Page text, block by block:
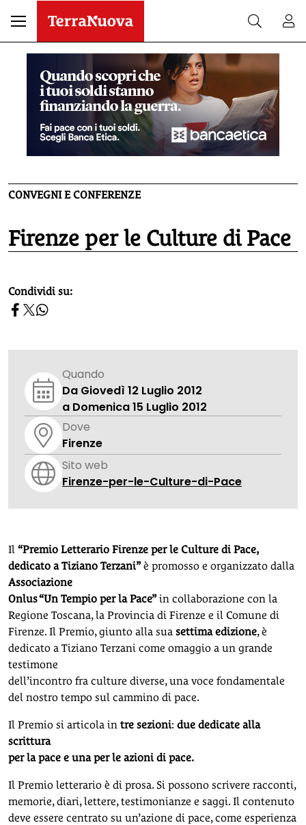
CONVEGNI E CONFERENZE
Firenze per le Culture di Pace
homepage h2
Condividi su:
Quando
Da Giovedì 12 Luglio 2012
a Domenica 15 Luglio 2012
Dove
Firenze
Sito web
Firenze-per-le-Culture-di-Pace
Il “Premio Letterario Firenze per le Culture di Pace,
dedicato a Tiziano Terzani”è promosso e organizzato dalla
Associazione
Onlus “Un Tempio per la Pace”in collaborazione con la
Regione Toscana, la Provincia di Firenze e il Comune di
Firenze. Il Premio, giunto alla sua settima edizione, è
dedicato a Tiziano Terzani come omaggio a un grande
testimone
dell’incontro fra culture diverse, una voce fondamentale
del nostro tempo sul cammino di pace.
Il Premio si articola in tre sezioni: due dedicate alla
scrittura
per la pace e una per le azioni di pace.
Il Premio letterario è di prosa. Si possono scrivere racconti,
memorie, diari, lettere, testimonianze e saggi. Il contenuto
deve essere centrato su un’azione di pace, come esperienza